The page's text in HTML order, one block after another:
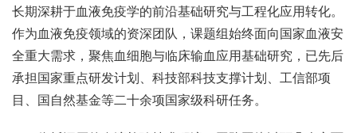
长期深耕于血液免疫学的前沿基础研究与工程化应用转化。
作为血液免疫领域的资深团队，课题组始终面向国家血液安
全重大需求，聚焦血细胞与临床输血应用基础研究，已先后
承担国家重点研发计划、科技部科技支撑计划、工信部项
目、国自然基金等二十余项国家级科研任务。